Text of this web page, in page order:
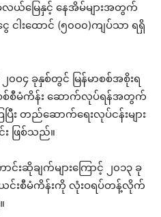
လယ်မြေနှင့် နေအိမ်များအတွက်
ငါးထောင် (၅၀ဝ၀)ကျပ်သာ ရရှိ
၄ ခုနှစ်တွင် မြန်မာစစ်အစိုးရ
စစ်စီမံကိန်း ဆောက်လုပ်ရန်အတွက်
တည်ဆောက်ရေးလုပ်ငန်းများ
ဖြစ်သည်။
ဆိုချက်များကြောင့် ၂၀၁၃ ခု
င်းစီမံကိန်းကို လုံးဝရပ်တန့်လိုက်